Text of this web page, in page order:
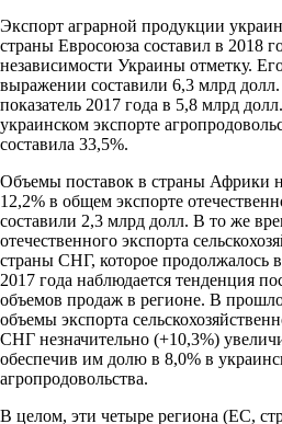
Экспорт аграрной продукции
страны Евросоюза составил в 2018
независимости Украины отметку.
выражении составили 6,3 млрд
показатель 2017 года в 5,8 млрд
украинском экспорте
составила 33,5%.
Объемы поставок в страны Африки
12,2% в общем экспорте
составили 2,3 млрд долл. В то же
отечественного экспорта
страны СНГ, которое продолжалось
2017 года наблюдается тенденция
объемов продаж в регионе. В
объемы экспорта
СНГ незначительно (+10,3%)
обеспечив им долю в 8,0% в
агропродовольства.
В целом, эти четыре региона (ЕС,